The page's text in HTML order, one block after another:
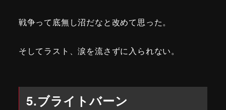
戦争って底無し沼だなと改めて思った。
そしてラスト、涙を流さずに入られない。
5.ブライトバーン